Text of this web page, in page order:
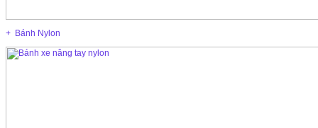
+ Bánh Nylon